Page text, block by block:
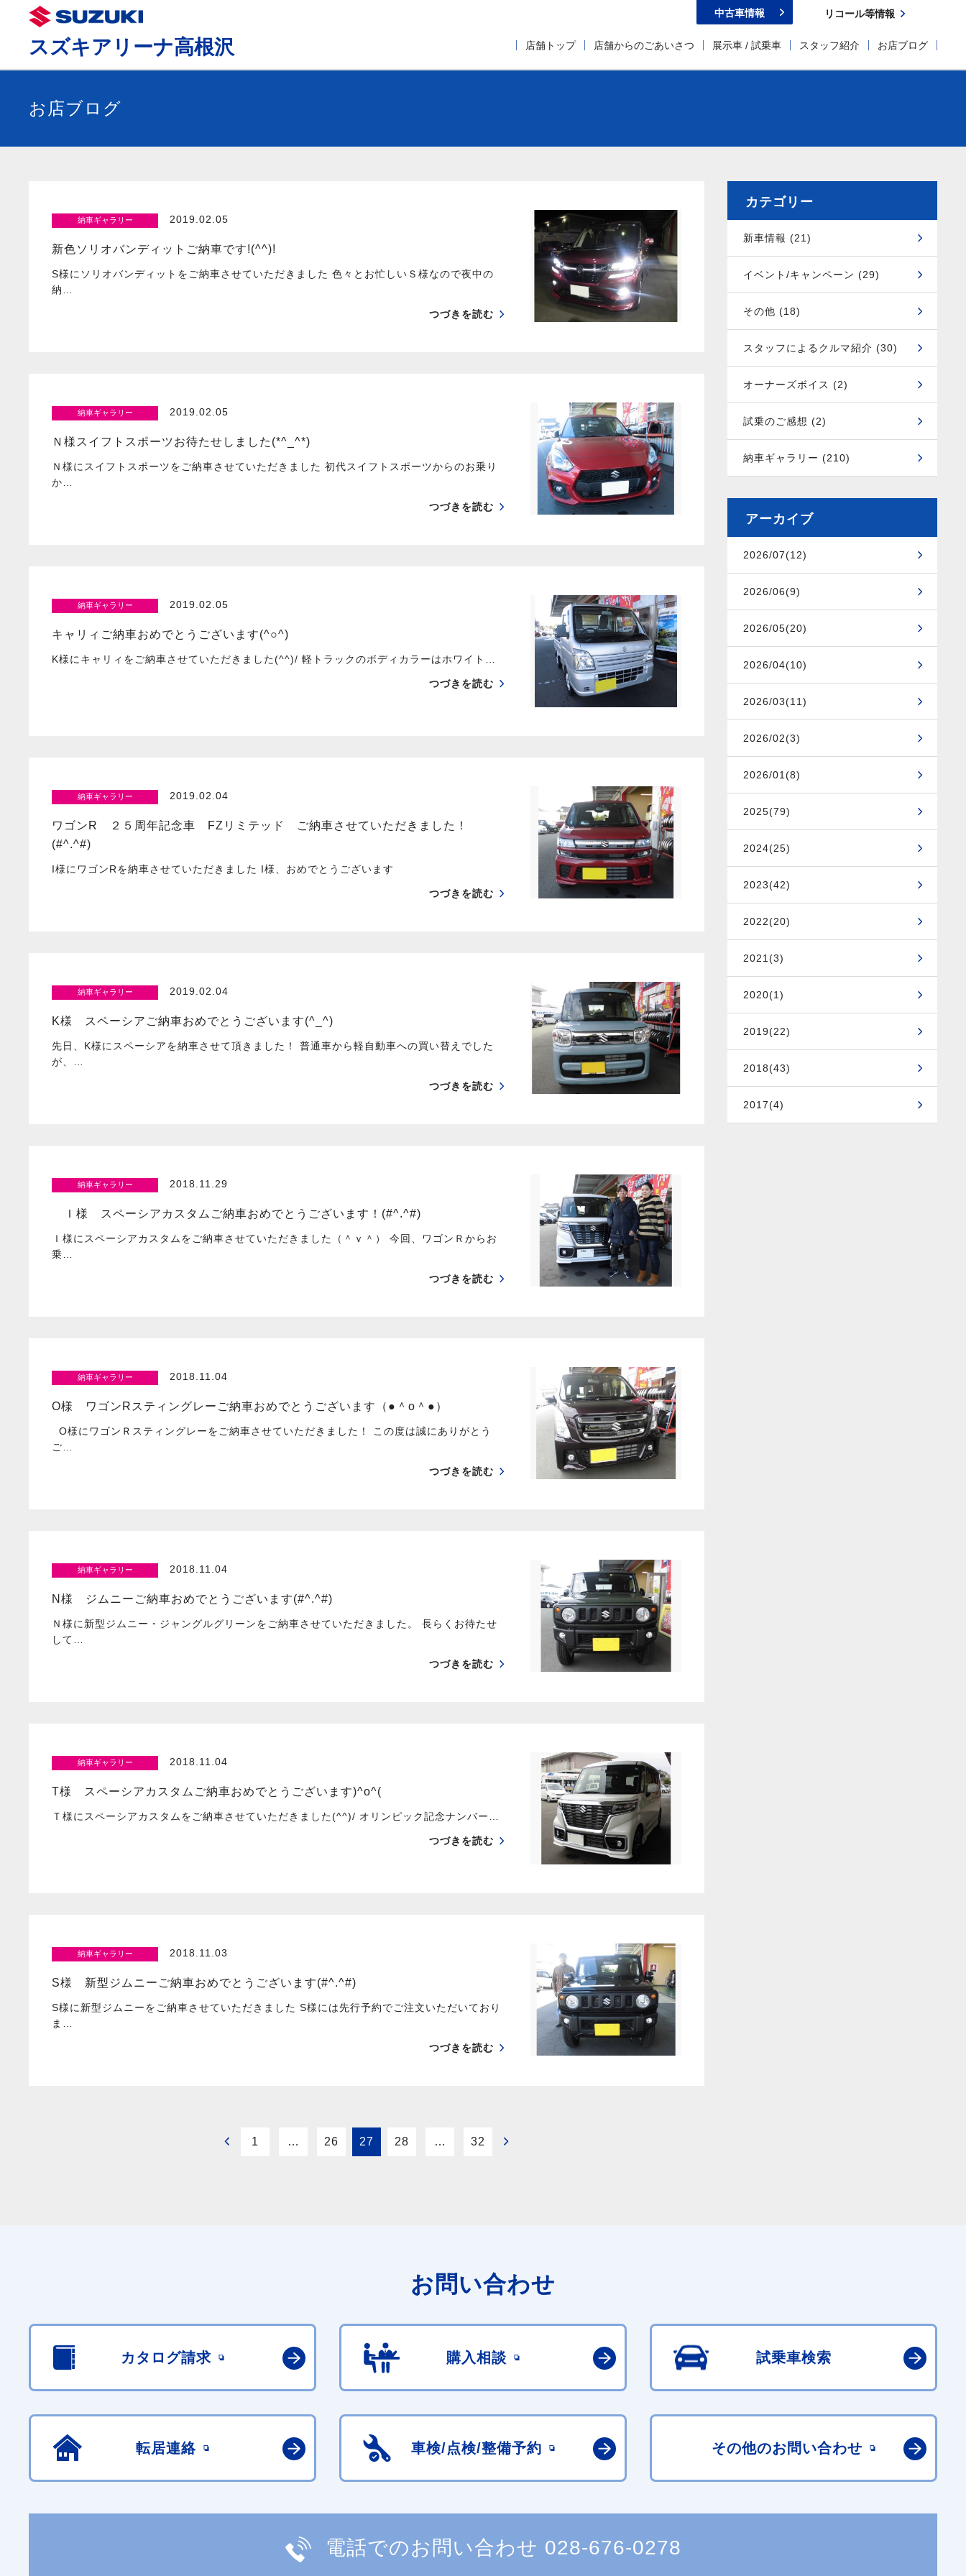
スズキアリーナ高根沢 店舗トップ 店舗からのごあいさつ 展示車 / 試乗車 スタッフ紹介 お店ブログ
中古車情報 リコール等情報
お店ブログ
納車ギャラリー 2019.02.05
新色ソリオバンディットご納車です!(^^)!
S様にソリオバンディットをご納車させていただきました 色々とお忙しいＳ様なので夜中の
納…
つづきを読む
納車ギャラリー 2019.02.05
Ｎ様スイフトスポーツお待たせしました(*^_^*)
Ｎ様にスイフトスポーツをご納車させていただきました 初代スイフトスポーツからのお乗り
か…
つづきを読む
納車ギャラリー 2019.02.05
キャリィご納車おめでとうございます(^○^)
K様にキャリィをご納車させていただきました(^^)/ 軽トラックのボディカラーはホワイト…
つづきを読む
納車ギャラリー 2019.02.04
ワゴンR ２５周年記念車 FZリミテッド ご納車させていただきました！
(#^.^#)
I様にワゴンRを納車させていただきました I様、おめでとうございます
つづきを読む
納車ギャラリー 2019.02.04
K様 スペーシアご納車おめでとうございます(^_^)
先日、K様にスペーシアを納車させて頂きました！ 普通車から軽自動車への買い替えでした
が、…
つづきを読む
納車ギャラリー 2018.11.29
Ｉ様 スペーシアカスタムご納車おめでとうございます！(#^.^#)
Ｉ様にスペーシアカスタムをご納車させていただきました（＾ｖ＾） 今回、ワゴンＲからお
乗…
つづきを読む
納車ギャラリー 2018.11.04
O様 ワゴンRスティングレーご納車おめでとうございます（●＾o＾●）
O様にワゴンＲスティングレーをご納車させていただきました！ この度は誠にありがとう
ご…
つづきを読む
納車ギャラリー 2018.11.04
N様 ジムニーご納車おめでとうございます(#^.^#)
Ｎ様に新型ジムニー・ジャングルグリーンをご納車させていただきました。 長らくお待たせ
して…
つづきを読む
納車ギャラリー 2018.11.04
T様 スペーシアカスタムご納車おめでとうございます)^o^(
Ｔ様にスペーシアカスタムをご納車させていただきました(^^)/ オリンピック記念ナンバー…
つづきを読む
納車ギャラリー 2018.11.03
S様 新型ジムニーご納車おめでとうございます(#^.^#)
S様に新型ジムニーをご納車させていただきました S様には先行予約でご注文いただいており
ま…
つづきを読む
1 … 26 27 28 … 32
カテゴリー
新車情報 (21)
イベント/キャンペーン (29)
その他 (18)
スタッフによるクルマ紹介 (30)
オーナーズボイス (2)
試乗のご感想 (2)
納車ギャラリー (210)
アーカイブ
2026/07(12)
2026/06(9)
2026/05(20)
2026/04(10)
2026/03(11)
2026/02(3)
2026/01(8)
2025(79)
2024(25)
2023(42)
2022(20)
2021(3)
2020(1)
2019(22)
2018(43)
2017(4)
お問い合わせ
カタログ請求 購入相談 試乗車検索
転居連絡 車検/点検/整備予約 その他のお問い合わせ
電話でのお問い合わせ 028-676-0278